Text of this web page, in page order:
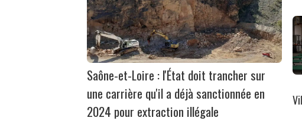
Saône-et-Loire : l'État doit trancher sur
une carrière qu'il a déjà sanctionnée en
2024 pour extraction illégale